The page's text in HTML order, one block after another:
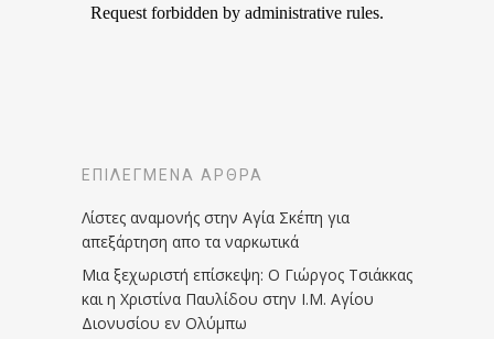
ΕΠΙΛΕΓΜΈΝΑ ΆΡΘΡΑ
Λίστες αναμονής στην Αγία Σκέπη για
απεξάρτηση απο τα ναρκωτικά
Μια ξεχωριστή επίσκεψη: Ο Γιώργος Τσιάκκας
και η Χριστίνα Παυλίδου στην Ι.Μ. Αγίου
Διονυσίου εν Ολύμπω